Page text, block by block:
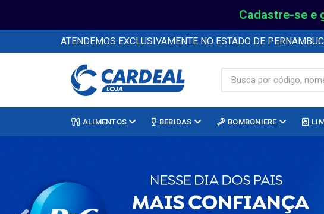
Cadastre-se e
ATENDEMOS EXCLUSIVAMENTE NO ESTADO DE
ALIMENTOS BEBIDAS BOMBONIERE